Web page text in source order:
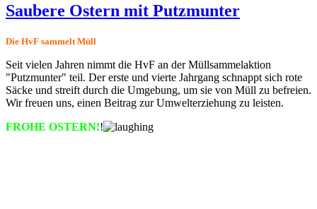
Saubere Ostern mit Putzmunter
Die HvF sammelt Müll
Seit vielen Jahren nimmt die HvF an der Müllsammelaktion
"Putzmunter" teil. Der erste und vierte Jahrgang schnappt sich rote
Säcke und streift durch die Umgebung, um sie von Müll zu befreien.
Wir freuen uns, einen Beitrag zur Umwelterziehung zu leisten.
FROHE OSTERN!!